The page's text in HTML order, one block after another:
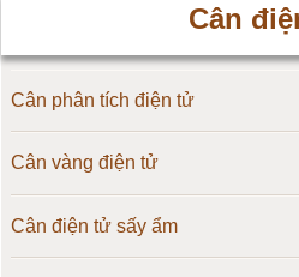
Cân
Cân phân tích điện tử
Cân vàng điện tử
Cân điện tử sấy ẩm